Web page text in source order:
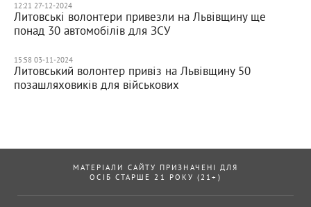
12:21 27-12-2024
Литовські волонтери привезли на Львівщину ще
понад 30 автомобілів для ЗСУ
15:58 03-11-2024
Литовський волонтер привіз на Львівщину 50
позашляховиків для військових
МАТЕРІАЛИ САЙТУ ПРИЗНАЧЕНІ ДЛЯ
ОСІБ СТАРШЕ 21 РОКУ (21+)